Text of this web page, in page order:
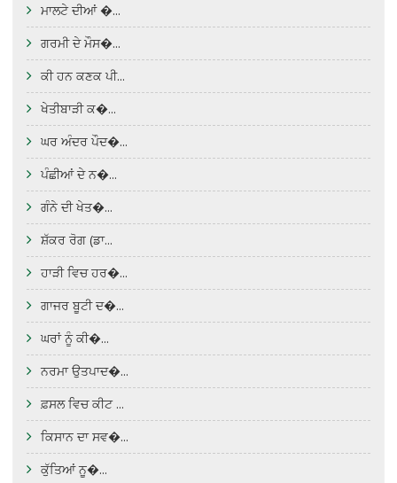
ਮਾਲਟੇ ਦੀਆਂ �...
ਗਰਮੀ ਦੇ ਮੌਸ�...
ਕੀ ਹਨ ਕਣਕ ਪੀ...
ਖੇਤੀਬਾੜੀ ਕ�...
ਘਰ ਅੰਦਰ ਪੌਦ�...
ਪੰਛੀਆਂ ਦੇ ਨ�...
ਗੰਨੇ ਦੀ ਖੇਤ�...
ਸ਼ੱਕਰ ਰੋਗ (ਡਾ...
ਹਾੜੀ ਵਿਚ ਹਰ�...
ਗਾਜਰ ਬੂਟੀ ਦ�...
ਘਰਾਂ ਨੂੰ ਕੀ�...
ਨਰਮਾ ਉਤਪਾਦ�...
ਫ਼ਸਲ ਵਿਚ ਕੀਟ ...
ਕਿਸਾਨ ਦਾ ਸਵ�...
ਕੁੱਤਿਆਂ ਨੂ�...